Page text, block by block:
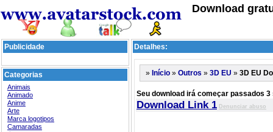
Download
Publicidade
Categorias
Animais
Animado
Anime
Arte
Marca logotipos
Camaradas
Detalhes:
» Início » Outros » 3D EU » 3D EU
Seu download irá começar passados 3
Download Link 1 Denunciar abuso